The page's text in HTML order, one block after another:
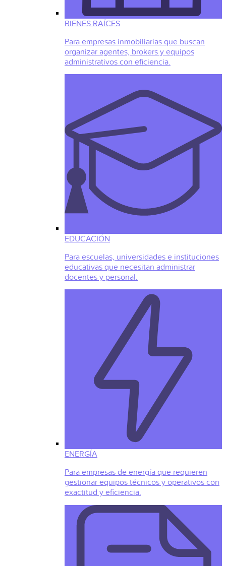
BIENES RAÍCES
Para empresas inmobiliarias que buscan
organizar agentes, brokers y equipos
administrativos con eficiencia.
EDUCACIÓN
Para escuelas, universidades e instituciones
educativas que necesitan administrar
docentes y personal.
ENERGÍA
Para empresas de energía que requieren
gestionar equipos técnicos y operativos con
exactitud y eficiencia.